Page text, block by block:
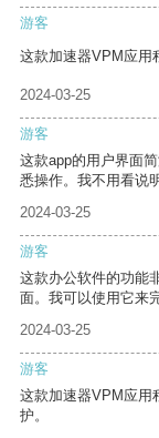
游客
这款加速器VPM应用
2024-03-25
游客
这款app的用户界面
悉操作。我不用看说
2024-03-25
游客
这款办公软件的功能
面。我可以使用它来
2024-03-25
游客
这款加速器VPM应用
护。